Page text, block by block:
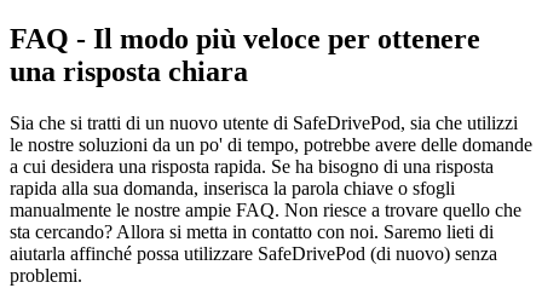
FAQ - Il modo più veloce per ottenere
una risposta chiara
Sia che si tratti di un nuovo utente di SafeDrivePod, sia che utilizzi
le nostre soluzioni da un po' di tempo, potrebbe avere delle domande
a cui desidera una risposta rapida. Se ha bisogno di una risposta
rapida alla sua domanda, inserisca la parola chiave o sfogli
manualmente le nostre ampie FAQ. Non riesce a trovare quello che
sta cercando? Allora si metta in contatto con noi. Saremo lieti di
aiutarla affinché possa utilizzare SafeDrivePod (di nuovo) senza
problemi.